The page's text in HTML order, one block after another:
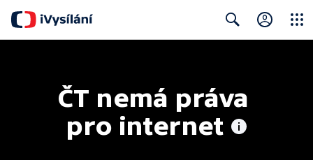
ČT nemá práva
pro internet